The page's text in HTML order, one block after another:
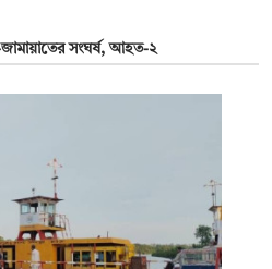
সংঘর্ষ, আহত-২